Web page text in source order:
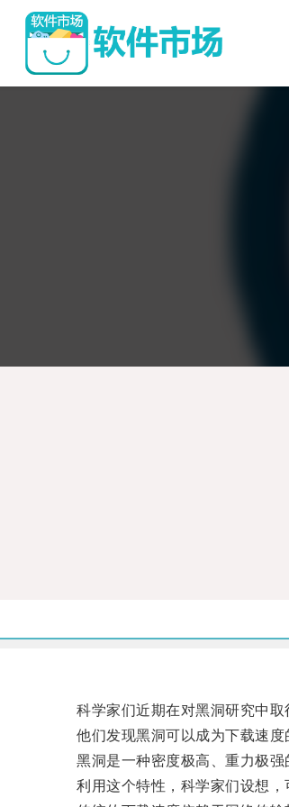
科学家们近期在对黑洞研究中取
他们发现黑洞可以成为下载速度
黑洞是一种密度极高、重力极强
利用这个特性，科学家们设想，